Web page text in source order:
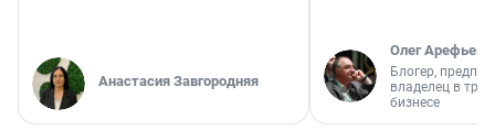
Анастасия Завгородняя
Олег Арефьев
Блогер,
владелец в
бизнесе